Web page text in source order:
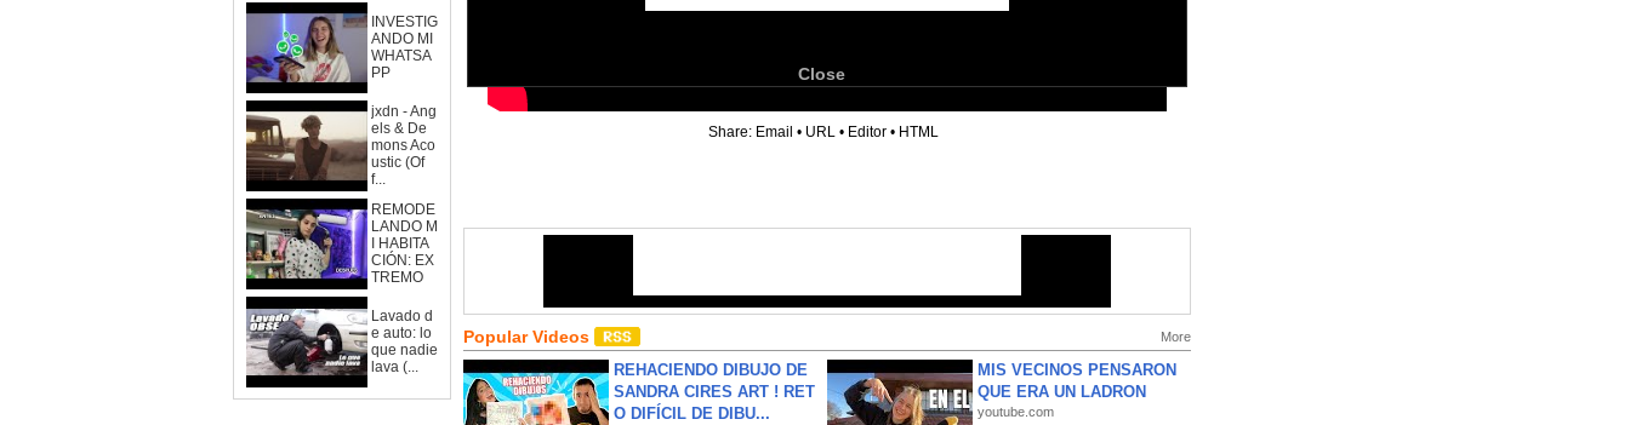
INVESTIG
ANDO MI
WHATSA
PP
jxdn - Ang
els & De
mons Aco
ustic (Of
f...
REMODE
LANDO M
I HABITA
CIÓN: EX
TREMO
Lavado d
e auto: lo
que nadie
lava (...
Close
Share: Email • URL • Editor • HTML
Popular Videos More
REHACIENDO DIBUJO DE
SANDRA CIRES ART ! RET
O DIFÍCIL DE DIBU...
MIS VECINOS PENSARON
QUE ERA UN LADRON
youtube.com